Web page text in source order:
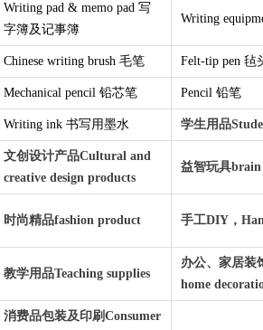
Writing pad & memo pad 写
字簿及记事簿
Writing
Chinese writing brush 毛笔 Felt-tip pen 毡
Mechanical pencil 铅芯笔 Pencil 铅笔
Writing ink 书写用墨水 学生用品
文创设计产品Cultural and
creative design products
益智玩具brain
时尚精品fashion product 手工DIY，
教学用品Teaching supplies
办公、家居装
home
消费品包装及印刷Consumer